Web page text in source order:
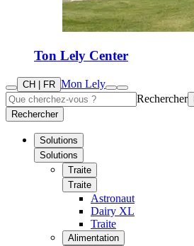
Ton Lely Center
CH | FR Mon Lely
Rechercher
Rechercher
Solutions
Solutions
Traite
Traite
Astronaut
Dairy XL
Traite
Alimentation